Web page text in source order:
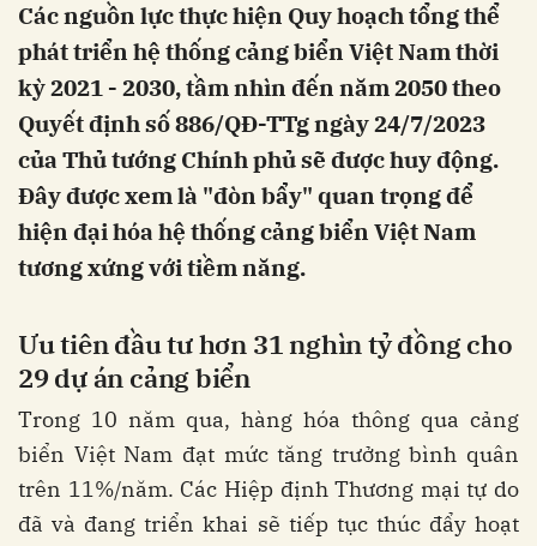
Các nguồn lực thực hiện Quy hoạch tổng thể
phát triển hệ thống cảng biển Việt Nam thời
kỳ 2021 - 2030, tầm nhìn đến năm 2050 theo
Quyết định số 886/QĐ-TTg ngày 24/7/2023
của Thủ tướng Chính phủ sẽ được huy động.
Đây được xem là "đòn bẩy" quan trọng để
hiện đại hóa hệ thống cảng biển Việt Nam
tương xứng với tiềm năng.
Ưu tiên đầu tư hơn 31 nghìn tỷ đồng cho
29 dự án cảng biển
Trong 10 năm qua, hàng hóa thông qua cảng
biển Việt Nam đạt mức tăng trưởng bình quân
trên 11%/năm. Các Hiệp định Thương mại tự do
đã và đang triển khai sẽ tiếp tục thúc đẩy hoạt
Hủy Gửi